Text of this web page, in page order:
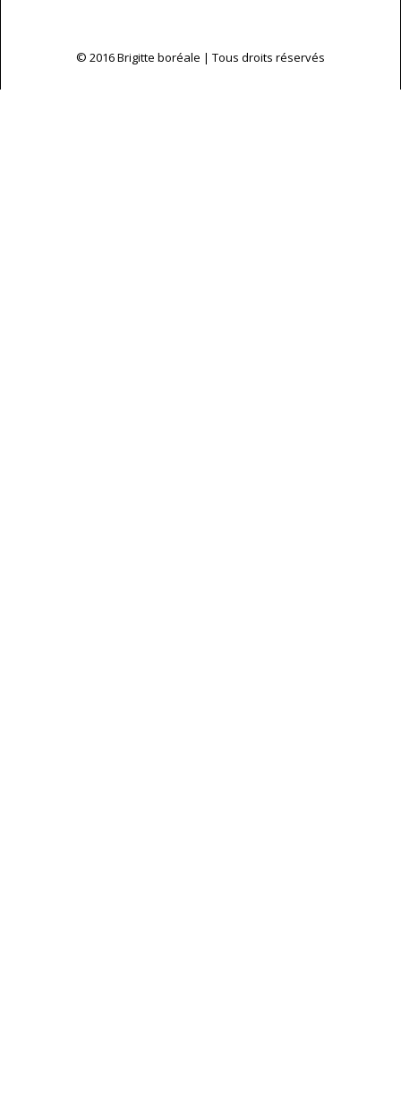
© 2016 Brigitte boréale | Tous droits réservés